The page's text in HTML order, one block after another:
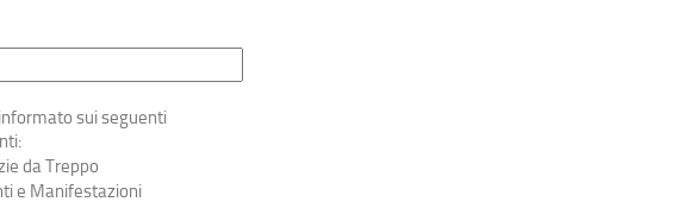
sui seguenti
da Treppo
e Manifestazioni